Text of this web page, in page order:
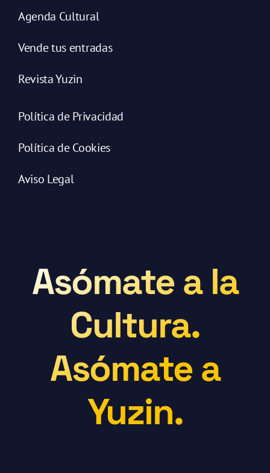
Agenda Cultural
Vende tus entradas
Revista Yuzin
Política de Privacidad
Política de Cookies
Aviso Legal
Asómate a la
Cultura.
Asómate a
Yuzin.